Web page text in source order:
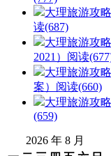
大理旅游攻
读(687)
大理旅游攻
2021） 阅读
大理旅游攻
案） 阅读(660)
大理旅游攻
(659)
2026 年 8 月